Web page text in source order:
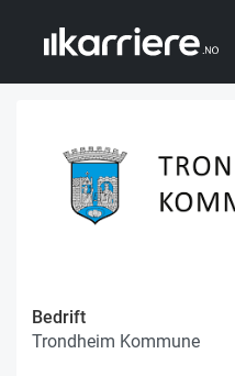
Bedrift
Trondheim Kommune